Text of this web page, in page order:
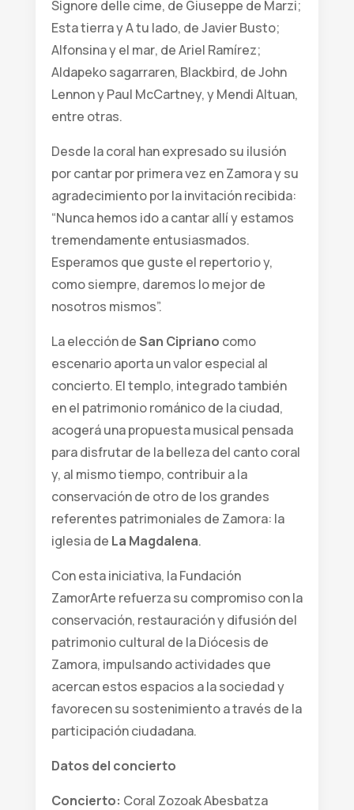
Signore delle cime, de Giuseppe de Marzi;
Esta tierrayA tu lado, de Javier Busto;
Alfonsina y el mar, de Ariel Ramírez;
Aldapeko sagarraren, Blackbird, de John
Lennon y Paul McCartney, yMendi Altuan,
entre otras.
Desde la coral han expresado su ilusión
por cantar por primera vez en Zamora y su
agradecimiento por la invitación recibida:
“Nunca hemos ido a cantar allí y estamos
tremendamente entusiasmados.
Esperamos que guste el repertorio y,
como siempre, daremos lo mejor de
nosotros mismos”.
La elección deSan Cipriano como
escenario aporta un valor especial al
concierto. El templo, integrado también
en el patrimonio románico de la ciudad,
acogerá una propuesta musical pensada
para disfrutar de la belleza del canto coral
y, al mismo tiempo, contribuir a la
conservación de otro de los grandes
referentes patrimoniales de Zamora: la
iglesia de La Magdalena.
Con esta iniciativa, la Fundación
ZamorArte refuerza su compromiso con la
conservación, restauración y difusión del
patrimonio cultural de la Diócesis de
Zamora, impulsando actividades que
acercan estos espacios a la sociedad y
favorecen su sostenimiento a través de la
participación ciudadana.
Datos del concierto
Concierto: Coral Zozoak Abesbatza